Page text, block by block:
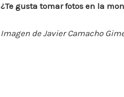
¿Te gusta tomar fotos en la
Imagen de Javier Camacho